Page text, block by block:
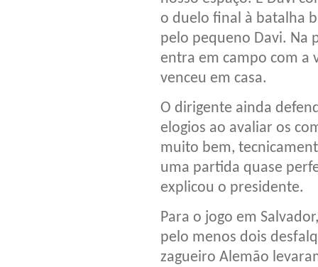
o duelo final à batalha
pelo pequeno Davi. Na
entra em campo com a
venceu em casa.
O dirigente ainda
elogios ao avaliar os
muito bem,
uma partida quase
explicou o presidente.
Para o jogo em
pelo menos dois
zagueiro Alemão